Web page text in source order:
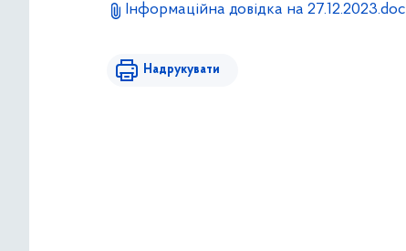
Інформаційна довідка на 27.12.2023.doc
Надрукувати